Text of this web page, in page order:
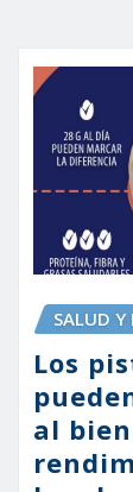
SALUD Y
Los
al